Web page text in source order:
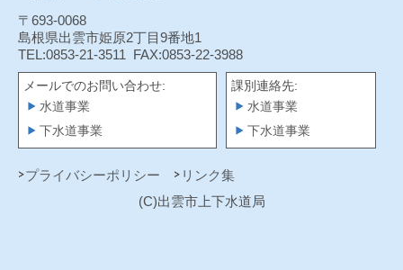
〒693-0068
島根県出雲市姫原2丁目9番地1
TEL:0853-21-3511
FAX:0853-22-3988
メールでのお問い合わせ:
水道事業
下水道事業
課別連絡先:
水道事業
下水道事業
プライバシーポリシー
リンク集
(C)出雲市上下水道局